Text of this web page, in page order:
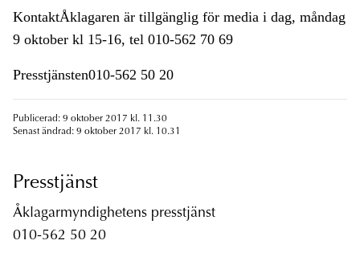
KontaktÅklagaren är tillgänglig för media i dag, måndag
9 oktober kl 15-16, tel 010-562 70 69
Presstjänsten010-562 50 20
Publicerad: 9 oktober 2017 kl. 11.30
Senast ändrad: 9 oktober 2017 kl. 10.31
Presstjänst
Åklagarmyndighetens presstjänst
010-562 50 20